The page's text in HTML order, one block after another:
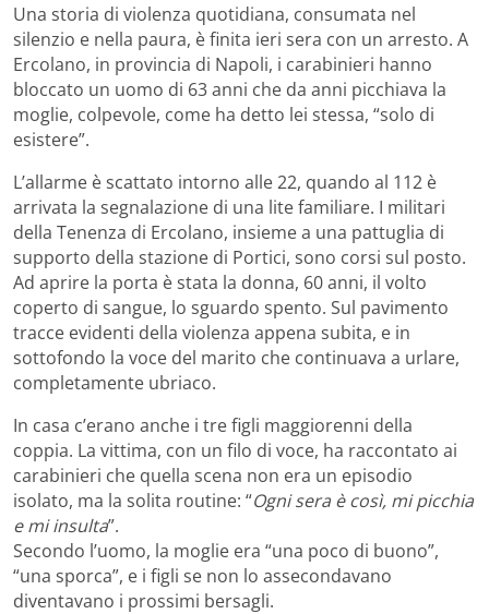
Una storia di violenza quotidiana, consumata nel
silenzio e nella paura, è finita ieri sera con un arresto. A
Ercolano, in provincia di Napoli, i carabinieri hanno
bloccato un uomo di 63 anni che da anni picchiava la
moglie, colpevole, come ha detto lei stessa, “solo di
esistere”.
L’allarme è scattato intorno alle 22, quando al 112 è
arrivata la segnalazione di una lite familiare. I militari
della Tenenza di Ercolano, insieme a una pattuglia di
supporto della stazione di Portici, sono corsi sul posto.
Ad aprire la porta è stata la donna, 60 anni, il volto
coperto di sangue, lo sguardo spento. Sul pavimento
tracce evidenti della violenza appena subita, e in
sottofondo la voce del marito che continuava a urlare,
completamente ubriaco.
In casa c’erano anche i tre figli maggiorenni della
coppia. La vittima, con un filo di voce, ha raccontato ai
carabinieri che quella scena non era un episodio
isolato, ma la solita routine: “Ogni sera è così, mi picchia
e mi insulta”.
Secondo l’uomo, la moglie era “una poco di buono”,
“una sporca”, e i figli se non lo assecondavano
diventavano i prossimi bersagli.